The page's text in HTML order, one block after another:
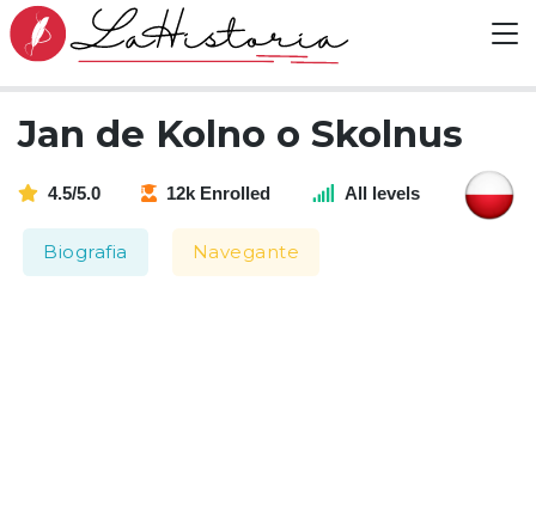
Jan de Kolno o Skolnus
4.5/5.0 12k Enrolled All levels
Biografia Navegante